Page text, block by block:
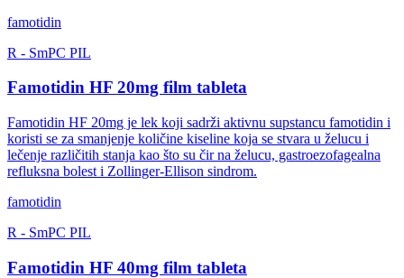
famotidin
R - SmPC PIL
Famotidin HF 20mg film tableta
Famotidin HF 20mg je lek koji sadrži aktivnu supstancu famotidin i
koristi se za smanjenje količine kiseline koja se stvara u želucu i
lečenje različitih stanja kao što su čir na želucu, gastroezofagealna
refluksna bolest i Zollinger-Ellison sindrom.
famotidin
R - SmPC PIL
Famotidin HF 40mg film tableta